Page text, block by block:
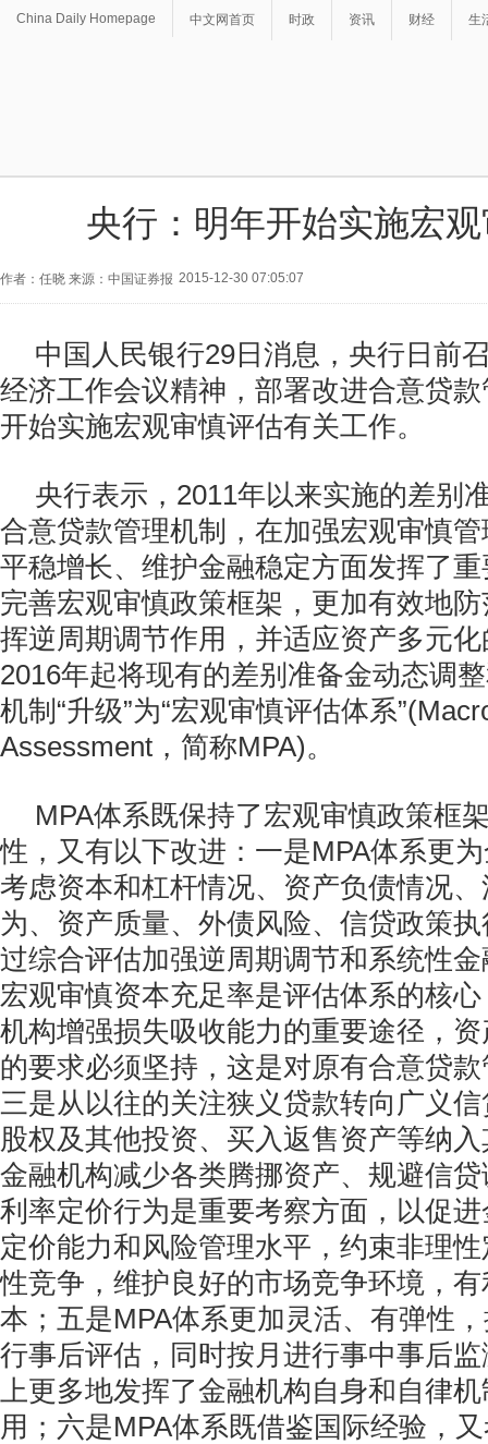
China Daily Homepage 中文网首页 时政 资讯 财经 生
央行：明年开始实施宏
作者：任晓 来源：中国证券报 2015-12-30 07:05:07
中国人民银行29日消息，央行日前
经济工作会议精神，部署改进合意贷
开始实施宏观审慎评估有关工作。
央行表示，2011年以来实施的差别
合意贷款管理机制，在加强宏观审慎
平稳增长、维护金融稳定方面发挥了
完善宏观审慎政策框架，更加有效地
挥逆周期调节作用，并适应资产多元
2016年起将现有的差别准备金动态调
机制“升级”为“宏观审慎评估体系
Assessment，简称MPA)。
MPA体系既保持了宏观审慎政策框
性，又有以下改进：一是MPA体系更
考虑资本和杠杆情况、资产负债情况
为、资产质量、外债风险、信贷政策
过综合评估加强逆周期调节和系统性
宏观审慎资本充足率是评估体系的核
机构增强损失吸收能力的重要途径，
的要求必须坚持，这是对原有合意贷
三是从以往的关注狭义贷款转向广义
股权及其他投资、买入返售资产等纳
金融机构减少各类腾挪资产、规避信
利率定价行为是重要考察方面，以促
定价能力和风险管理水平，约束非理
性竞争，维护良好的市场竞争环境，
本；五是MPA体系更加灵活、有弹性
行事后评估，同时按月进行事中事后
上更多地发挥了金融机构自身和自律
用；六是MPA体系既借鉴国际经验，